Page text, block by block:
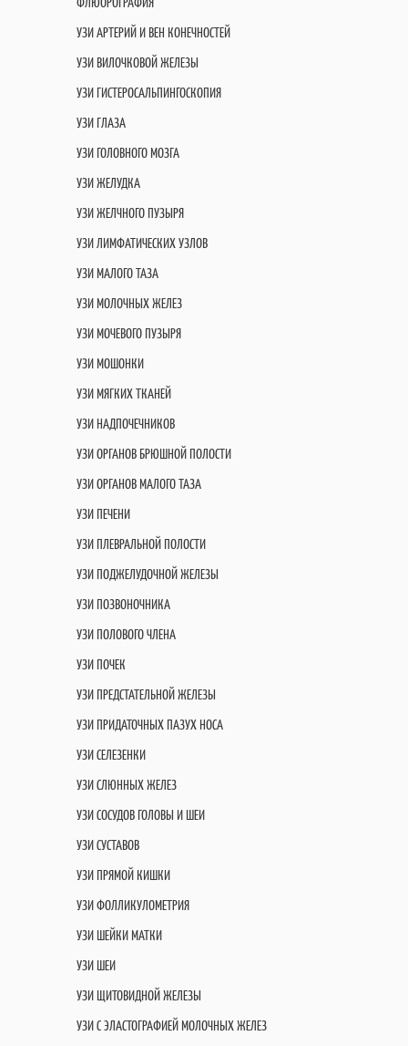
УЗИ АРТЕРИЙ И ВЕН КОНЕЧНОСТЕЙ
УЗИ ВИЛОЧКОВОЙ ЖЕЛЕЗЫ
УЗИ ГИСТЕРОСАЛЬПИНГОСКОПИЯ
УЗИ ГЛАЗА
УЗИ ГОЛОВНОГО МОЗГА
УЗИ ЖЕЛУДКА
УЗИ ЖЕЛЧНОГО ПУЗЫРЯ
УЗИ ЛИМФАТИЧЕСКИХ УЗЛОВ
УЗИ МАЛОГО ТАЗА
УЗИ МОЛОЧНЫХ ЖЕЛЕЗ
УЗИ МОЧЕВОГО ПУЗЫРЯ
УЗИ МОШОНКИ
УЗИ МЯГКИХ ТКАНЕЙ
УЗИ НАДПОЧЕЧНИКОВ
УЗИ ОРГАНОВ БРЮШНОЙ ПОЛОСТИ
УЗИ ОРГАНОВ МАЛОГО ТАЗА
УЗИ ПЕЧЕНИ
УЗИ ПЛЕВРАЛЬНОЙ ПОЛОСТИ
УЗИ ПОДЖЕЛУДОЧНОЙ ЖЕЛЕЗЫ
УЗИ ПОЗВОНОЧНИКА
УЗИ ПОЛОВОГО ЧЛЕНА
УЗИ ПОЧЕК
УЗИ ПРЕДСТАТЕЛЬНОЙ ЖЕЛЕЗЫ
УЗИ ПРИДАТОЧНЫХ ПАЗУХ НОСА
УЗИ СЕЛЕЗЕНКИ
УЗИ СЛЮННЫХ ЖЕЛЕЗ
УЗИ СОСУДОВ ГОЛОВЫ И ШЕИ
УЗИ СУСТАВОВ
УЗИ ПРЯМОЙ КИШКИ
УЗИ ФОЛЛИКУЛОМЕТРИЯ
УЗИ ШЕЙКИ МАТКИ
УЗИ ШЕИ
УЗИ ЩИТОВИДНОЙ ЖЕЛЕЗЫ
УЗИ С ЭЛАСТОГРАФИЕЙ МОЛОЧНЫХ ЖЕЛЕЗ